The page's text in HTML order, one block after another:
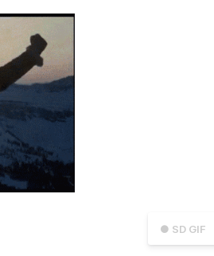
● SD GIF